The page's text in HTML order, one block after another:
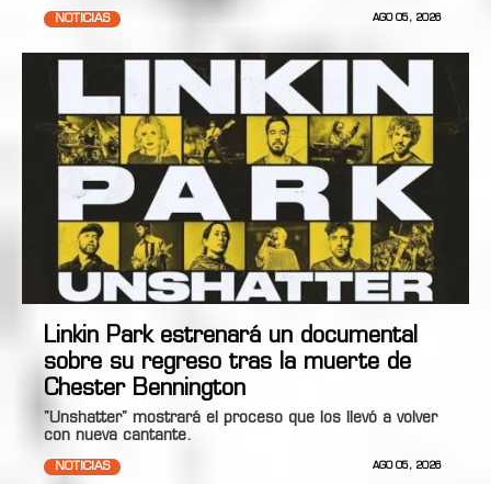
NOTICIAS AGO 05, 2026
Linkin Park estrenará un documental
sobre su regreso tras la muerte de
Chester Bennington
"Unshatter" mostrará el proceso que los llevó a volver
con nueva cantante.
NOTICIAS AGO 05, 2026